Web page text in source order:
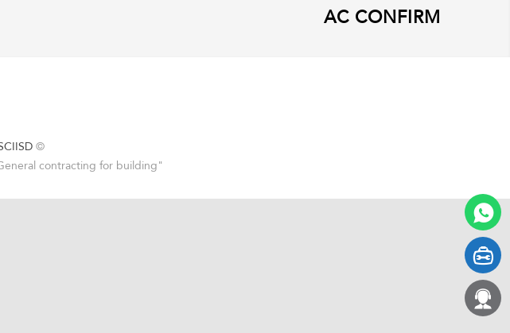
AC CONFIRM
© Copyright 2024
contracting for building"‎